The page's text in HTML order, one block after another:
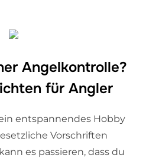
Angelkontrolle?
für Angler
entspannendes Hobby
Vorschriften
es passieren, dass du